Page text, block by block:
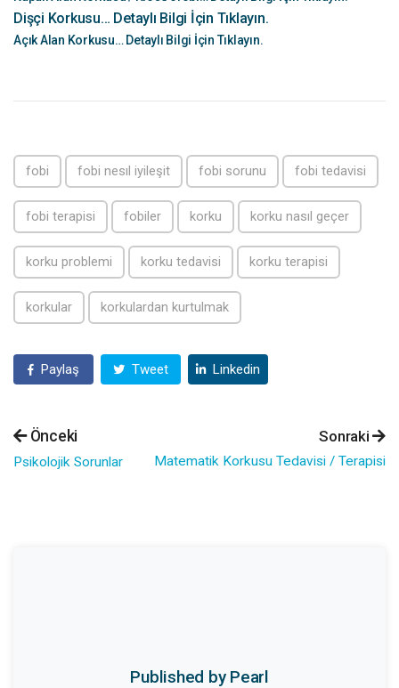
Dişçi Korkusu… Detaylı Bilgi İçin Tıklayın.
Açık Alan Korkusu… Detaylı Bilgi İçin Tıklayın.
fobi fobi nesıl iyileşit fobi sorunu fobi tedavisi
fobi terapisi fobiler korku korku nasıl geçer
korku problemi korku tedavisi korku terapisi
korkular korkulardan kurtulmak
Paylaş Tweet Linkedin
Önceki
Psikolojik Sorunlar
Sonraki
Matematik Korkusu Tedavisi / Terapisi
Published by Pearl